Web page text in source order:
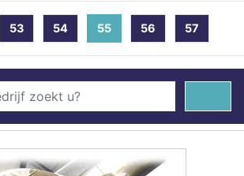
53 54 55(current)
56 57